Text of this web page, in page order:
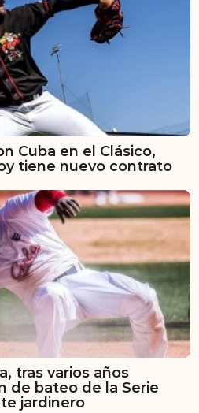
Cuba en el Clásico,
tiene nuevo contrato
tras varios años
de bateo de la Serie
jardinero